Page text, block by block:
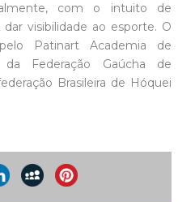
com o intuito de
visibilidade ao esporte. O
Patinart Academia de
Federação Gaúcha de
Brasileira de Hóquei